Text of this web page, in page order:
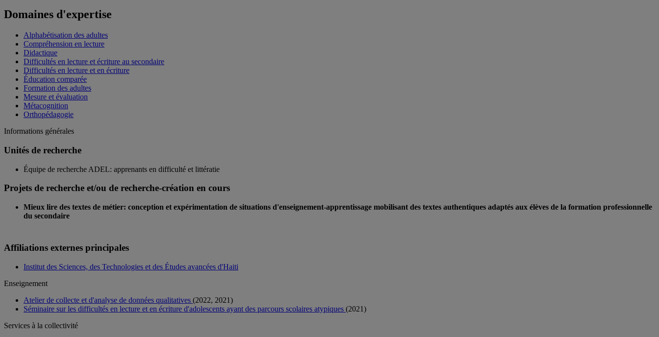
Domaines d'expertise
Alphabétisation des adultes
Compréhension en lecture
Didactique
Difficultés en lecture et écriture au secondaire
Difficultés en lecture et en écriture
Éducation comparée
Formation des adultes
Mesure et évaluation
Métacognition
Orthopédagogie
Informations générales
Unités de recherche
Équipe de recherche ADEL: apprenants en difficulté et littératie
Projets de recherche et/ou de recherche-création en cours
Mieux lire des textes de métier: conception et expérimentation de situations d'enseignement-apprentissage mobilisant des textes authentiques adaptés aux élèves de la formation professionnelle
du secondaire
Affiliations externes principales
Institut des Sciences, des Technologies et des Études avancées d'Haiti
Enseignement
Atelier de collecte et d'analyse de données qualitatives (2022, 2021)
Séminaire sur les difficultés en lecture et en écriture d'adolescents ayant des parcours scolaires atypiques (2021)
Services à la collectivité